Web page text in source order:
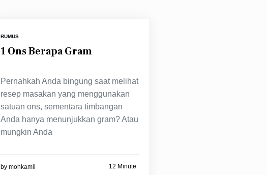
RUMUS
1 Ons Berapa Gram
Pernahkah Anda bingung saat melihat
resep masakan yang menggunakan
satuan ons, sementara timbangan
Anda hanya menunjukkan gram? Atau
mungkin Anda
by mohkamil 12 Minute